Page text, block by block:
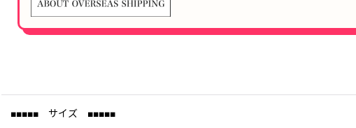
■■■■■ サイズ ■■■■■